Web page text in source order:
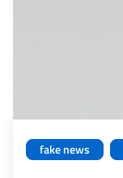
fake news